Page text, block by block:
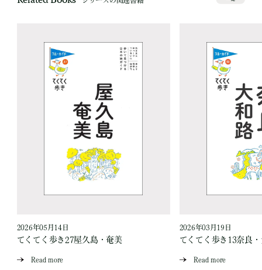
2026年05月14日
てくてく歩き27屋久島・奄美
Read more
2026年03月19日
てくてく歩き13奈良
Read more